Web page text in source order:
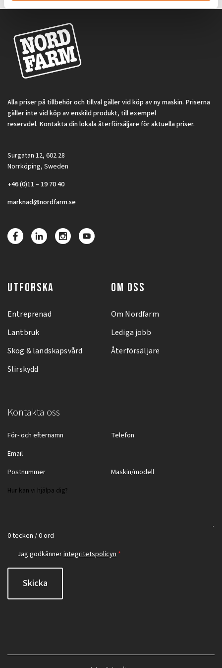
Alla priser på tillbehör och tillval gäller vid köp av ny maskin. Priserna
gäller inte vid köp av enskild produkt, till exempel
reservdel. Kontakta din lokala återförsäljare för aktuella priser.
Surgatan 12, 602 28
Norrköping, Sweden
+46 (0)11 – 19 70 40
marknad@nordfarm.se
UTFORSKA
Entreprenad
Lantbruk
Skog & landskapsvård
Slirskydd
OM OSS
Om Nordfarm
Lediga jobb
Återförsäljare
Kontakta oss
0 tecken / 0 ord
Jag godkännerintegritetspolicyn *
Skicka